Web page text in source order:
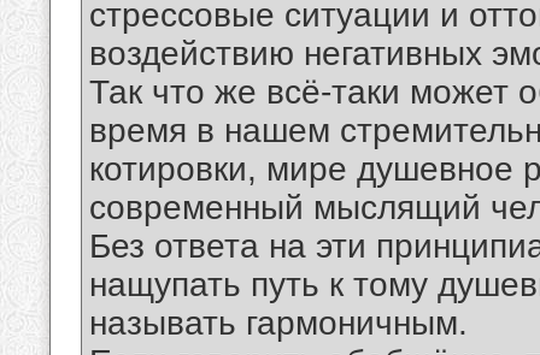
стрессовые ситуации и
воздействию негативных
Так что же всё-таки может
время в нашем
котировки, мире душевное
современный мыслящий
Без ответа на эти
нащупать путь к тому
называть гармоничным.